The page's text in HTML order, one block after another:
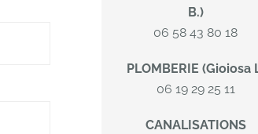
B.)
06 58 43 80 18
PLOMBERIE (Gioiosa
06 19 29 25 11
CANALISATIONS